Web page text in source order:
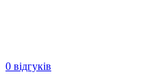
0 відгуків